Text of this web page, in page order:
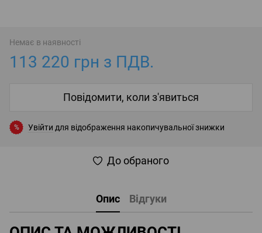
Немає в наявності
113 220 грн з ПДВ.
Повідомити, коли з'явиться
% Увійти для відображення накопичувальної знижки
До обраного
Опис Відгуки